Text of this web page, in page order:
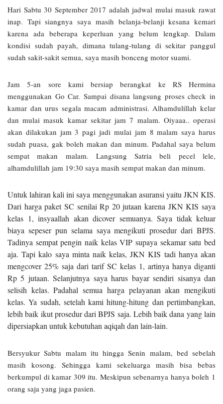
Hari Sabtu 30 September 2017 adalah jadwal mulai masuk rawat
inap. Tapi siangnya saya masih belanja-belanji kesana kemari
karena ada beberapa keperluan yang belum lengkap. Dalam
kondisi sudah payah, dimana tulang-tulang di sekitar panggul
sudah sakit-sakit semua, saya masih bonceng motor suami.
Jam 5-an sore kami bersiap berangkat ke RS Hermina
menggunakan Go Car. Sampai disana langsung proses check in
kamar dan urus segala macam administrasi. Alhamdulillah kelar
dan mulai masuk kamar sekitar jam 7 malam. Oiyaaa.. operasi
akan dilakukan jam 3 pagi jadi mulai jam 8 malam saya harus
sudah puasa, gak boleh makan dan minum. Padahal saya belum
sempat makan malam. Langsung Satria beli pecel lele,
alhamdulillah jam 19:30 saya masih sempat makan dan minum.
Untuk lahiran kali ini saya menggunakan asuransi yaitu JKN KIS.
Dari harga paket SC senilai Rp 20 jutaan karena JKN KIS saya
kelas 1, insyaallah akan dicover semuanya. Saya tidak keluar
biaya sepeser pun selama saya mengikuti prosedur dari BPJS.
Tadinya sempat pengin naik kelas VIP supaya sekamar satu bed
aja. Tapi kalo saya minta naik kelas, JKN KIS tadi hanya akan
mengcover 25% saja dari tarif SC kelas 1, artinya hanya diganti
Rp 5 jutaan. Selanjutnya saya harus bayar sendiri sisanya dan
selisih kelas. Padahal semua harga pelayanan akan mengikuti
kelas. Ya sudah, setelah kami hitung-hitung dan pertimbangkan,
lebih baik ikut prosedur dari BPJS saja. Lebih baik dana yang lain
dipersiapkan untuk kebutuhan aqiqah dan lain-lain.
Bersyukur Sabtu malam itu hingga Senin malam, bed sebelah
masih kosong. Sehingga kami sekeluarga masih bisa bebas
berkumpul di kamar 309 itu. Meskipun sebenarnya hanya boleh 1
orang saja yang jaga pasien.